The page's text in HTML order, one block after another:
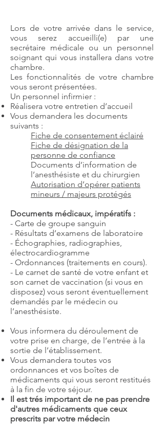
Lors de votre arrivée dans le service,
vous serez accueilli(e) par une
secrétaire médicale ou un personnel
soignant qui vous installera dans votre
chambre.
Les fonctionnalités de votre chambre
vous seront présentées.
Un personnel infirmier :
Réalisera votre entretien d’accueil
Vous demandera les documents
suivants :
Fiche de consentement éclairé
Fiche de désignation de la
personne de confiance
Documents d’information de
l’anesthésiste et du chirurgien
Autorisation d’opérer patients
mineurs / majeurs protégés
Documents médicaux, impératifs :
- Carte de groupe sanguin
- Résultats d’examens de laboratoire
- Échographies, radiographies,
électrocardiogramme
- Ordonnances (traitements en cours).
- Le carnet de santé de votre enfant et
son carnet de vaccination (si vous en
disposez) vous seront éventuellement
demandés par le médecin ou
l’anesthésiste.
Vous informera du déroulement de
votre prise en charge, de l’entrée à la
sortie de l’établissement.
Vous demandera toutes vos
ordonnances et vos boîtes de
médicaments qui vous seront restitués
à la fin de votre séjour.
Il est trés important de ne pas prendre
d'autres médicaments que ceux
prescrits par votre médecin